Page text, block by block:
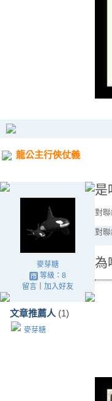
龍公主行俠仗義
麥芽糖
等級：8
留言｜ 加入好友
文章推薦人 (1)
麥芽糖
是
對
對
為